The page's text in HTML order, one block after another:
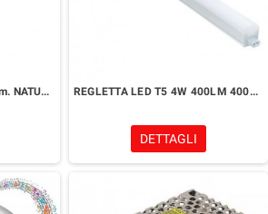
LAMPADA LED R7S 118mm. NATURALE REGLETTA LED T5 4W 400LM 4000K
DETTAGLI